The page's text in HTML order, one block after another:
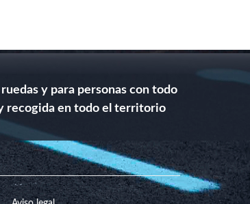
y para personas con todo
recogida en todo el territorio